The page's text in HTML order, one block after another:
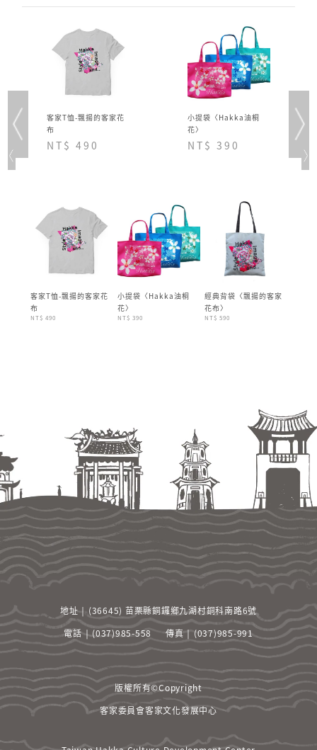
客家T恤-飄揚的客家花
布
NT$ 490
小提袋〈Hakka油桐
花〉
NT$ 390
客家T恤-飄揚的客家花
布
NT$ 490
小提袋〈Hakka油桐
花〉
NT$ 390
經典背袋〈飄揚的客家
花布〉
NT$ 590
地址 ￨ (36645) 苗栗縣銅鑼鄉九湖村銅科南路6號
電話 ￨ (037)985-558
傳真 ￨ (037)985-991
版權所有©Copyright
客家委員會客家文化發展中心